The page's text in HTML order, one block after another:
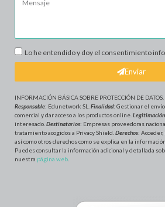
Lo he entendido y doy el consentimiento
Enviar
INFORMACIÓN BÁSICA SOBRE PROTECCIÓN DE DATOS
Responsable: Edunetwork SL. Finalidad: Gestionar el
comercial y dar acceso a los productos online. Legitimación
interesado. Destinatarios: Empresas proveedoras
tratamiento acogidos a Privacy Shield. Derechos:
así como otros derechos como se explica en la
Puedes consultar la información adicional y detallada
nuestra página web